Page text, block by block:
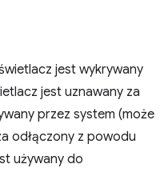
jest wykrywany
jest uznawany za
przez system (może
odłączony z powodu
używany do